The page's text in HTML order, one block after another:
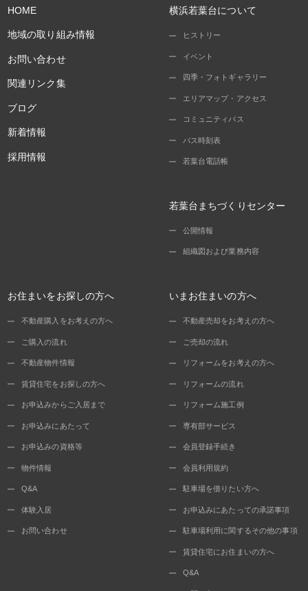
HOME
地域の取り組み情報
お問い合わせ
関連リンク集
ブログ
新着情報
採用情報
横浜若葉台について
ヒストリー
イベント
四季・フォトギャラリー
エリアマップ・アクセス
コミュニティバス
バス時刻表
若葉台電話帳
若葉台まちづくりセンター
公開情報
組織図および業務内容
お住まいをお探しの方へ
不動産購入をお考えの方へ
ご購入の流れ
不動産物件情報
賃貸住宅をお探しの方へ
お申込みからご入居まで
お申込みにあたって
お申込みの資格等
物件情報
Q&A
体験入居
お問い合わせ
いまお住まいの方へ
不動産売却をお考えの方へ
ご売却の流れ
リフォームをお考えの方へ
リフォームの流れ
リフォーム施工例
専有部サービス
会員登録手続き
会員利用規約
駐車場を借りたい方へ
お申込みにあたっての承諾事項
駐車場利用に関するその他の事項
賃貸住宅にお住まいの方へ
Q&A